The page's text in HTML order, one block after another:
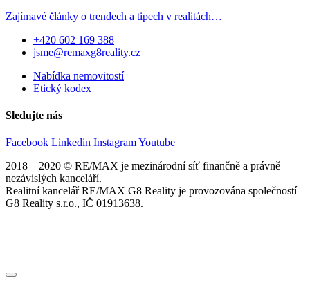
Zajímavé články o trendech a tipech v realitách…
+420 602 169 388
jsme@remaxg8reality.cz
Nabídka nemovitostí
Etický kodex
Sledujte nás
Facebook Linkedin InstagramYoutube
2018 – 2020 © RE/MAX je mezinárodní síť finančně a právně
nezávislých kanceláří.
Realitní kancelář RE/MAX G8 Reality je provozována společností
G8 Reality s.r.o., IČ 01913638.